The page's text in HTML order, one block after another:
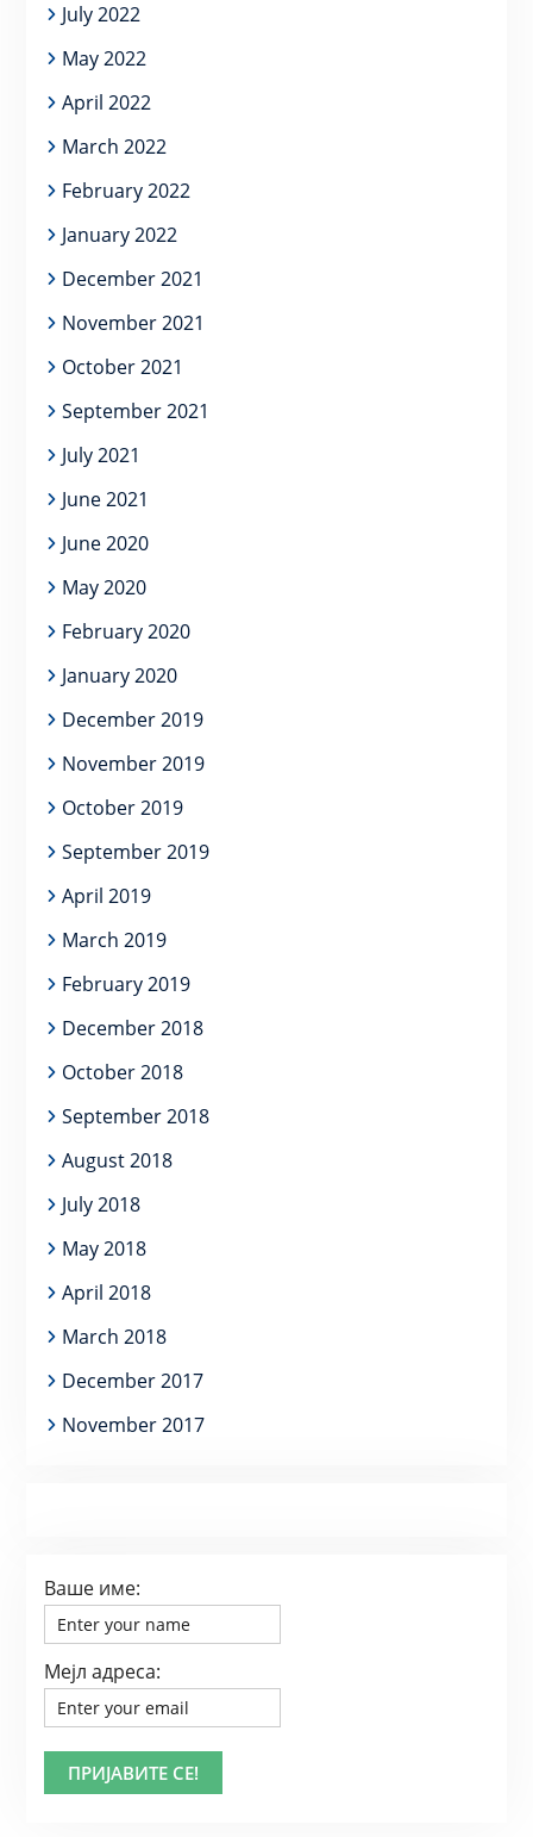
July 2022
May 2022
April 2022
March 2022
February 2022
January 2022
December 2021
November 2021
October 2021
September 2021
July 2021
June 2021
June 2020
May 2020
February 2020
January 2020
December 2019
November 2019
October 2019
September 2019
April 2019
March 2019
February 2019
December 2018
October 2018
September 2018
August 2018
July 2018
May 2018
April 2018
March 2018
December 2017
November 2017
Ваше име:
Мејл адреса: